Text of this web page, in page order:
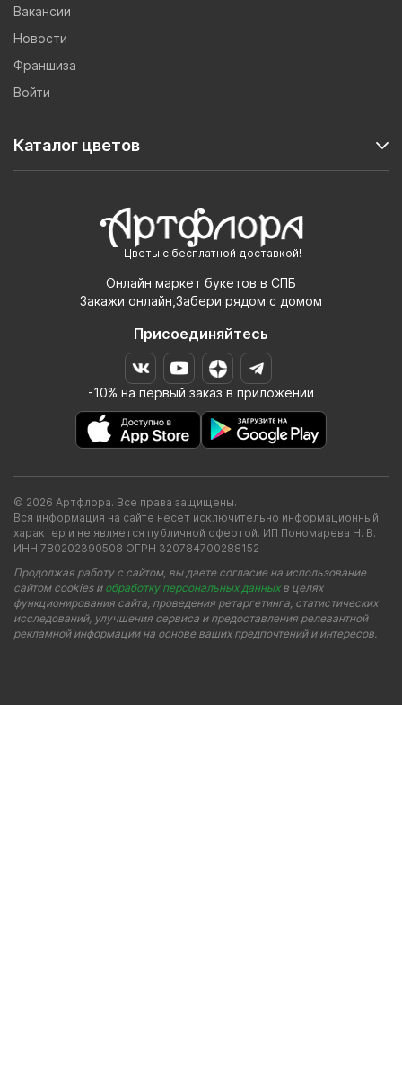
Цветы с бесплатной доставкой!
Онлайн маркет букетов в СПБ
Закажи онлайн,Забери рядом с домом
Присоединяйтесь
-10% на первый заказ в приложении
Вакансии
Новости
Франшиза
Войти
Каталог цветов
© 2026 Артфлора. Все права защищены.
Вся информация на сайте несет исключительно информационный
характер и не является публичной офертой. ИП Пономарева Н. В.
ИНН 780202390508 ОГРН 320784700288152
Продолжая работу с сайтом, вы даете согласие на использование
сайтом cookies и обработку персональных данныхв целях
функционирования сайта, проведения ретаргетинга, статистических
исследований, улучшения сервиса и предоставления релевантной
рекламной информации на основе ваших предпочтений и интересов.